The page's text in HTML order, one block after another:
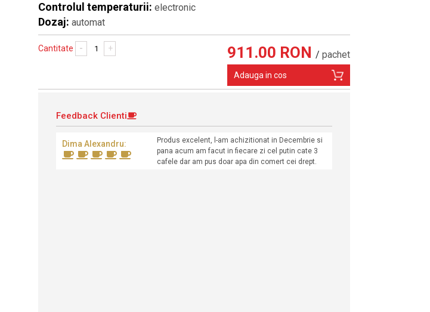
Controlul temperaturii: electronic
Dozaj: automat
Cantitate - + 911.00 RON / pachet
Adauga in cos
Feedback Clienti
Dima Alexandru:
Produs excelent, l-am achizitionat in Decembrie si
pana acum am facut in fiecare zi cel putin cate 3
cafele dar am pus doar apa din comert cei drept.